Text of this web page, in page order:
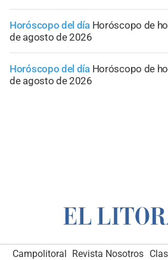
Horóscopo del día Horóscopo de
de agosto de 2026
Horóscopo del día Horóscopo de
de agosto de 2026
Campolitoral Revista Nosotros